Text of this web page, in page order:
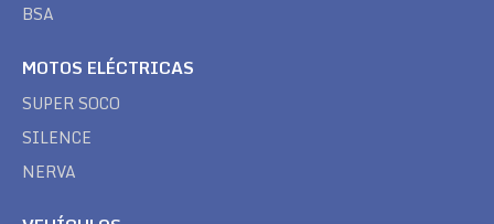
BSA
MOTOS ELÉCTRICAS
SUPER SOCO
SILENCE
NERVA